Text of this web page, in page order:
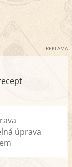
REKLAMA
úprava